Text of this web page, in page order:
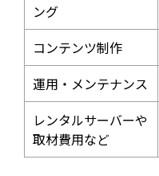
ング
コンテンツ制作
運用・メンテナンス
レンタルサーバーや
取材費用など